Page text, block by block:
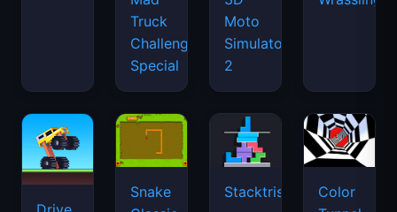
Truck
Challenge
Special
Moto
Simulator
2
Snake
Stacktris
Color